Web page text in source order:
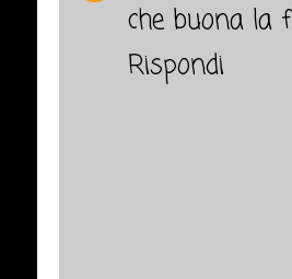
che buona la
Rispondi